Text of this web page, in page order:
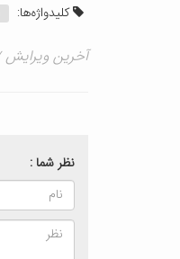
کلیدواژه‌ها:
آخرین ویرایش ۲۷ اسفند ۱۴۰۲
نظر شما :